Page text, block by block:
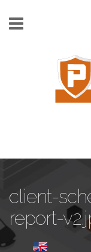
client-
report-